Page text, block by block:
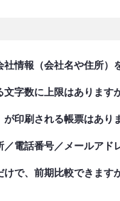
情報（会社名や住所）
字数に上限はありますか
印刷される帳票はあり
電話番号／メールアド
で、前期比較できますか